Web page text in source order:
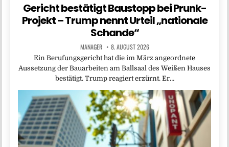
Gericht bestätigt Baustopp bei Prunk-
Projekt – Trump nennt Urteil „nationale
Schande“
MANAGER 8. AUGUST 2026
Ein Berufungsgericht hat die im März angeordnete
Aussetzung der Bauarbeiten am Ballsaal des Weißen Hauses
bestätigt. Trump reagiert erzürnt. Er…